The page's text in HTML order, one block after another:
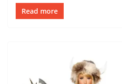
Read more